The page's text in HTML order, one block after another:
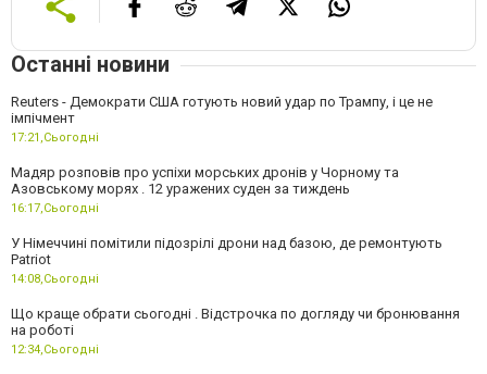
Останні новини
Reuters - Демократи США готують новий удар по Трампу, і це не
імпічмент
17:21,Сьогодні
Мадяр розповів про успіхи морських дронів у Чорному та
Азовському морях . 12 уражених суден за тиждень
16:17,Сьогодні
У Німеччині помітили підозрілі дрони над базою, де ремонтують
Patriot
14:08,Сьогодні
Що краще обрати сьогодні . Відстрочка по догляду чи бронювання
на роботі
12:34,Сьогодні